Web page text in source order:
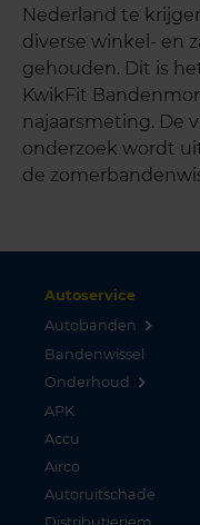
Nederland te
diverse winkel- en
gehouden. Dit is
KwikFit
najaarsmeting. De
onderzoek wordt
de
Autoservice
Autobanden
Bandenwissel
Onderhoud
APK
Accu
Airco
Autoruitschade